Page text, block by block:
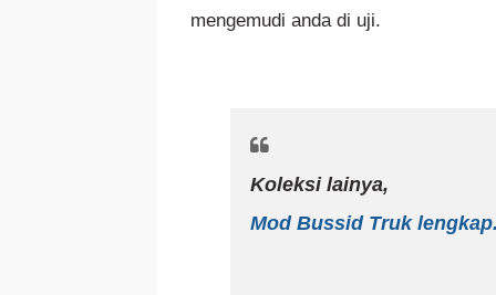
mengemudi anda di uji.
Koleksi lainya,
Mod Bussid Truk